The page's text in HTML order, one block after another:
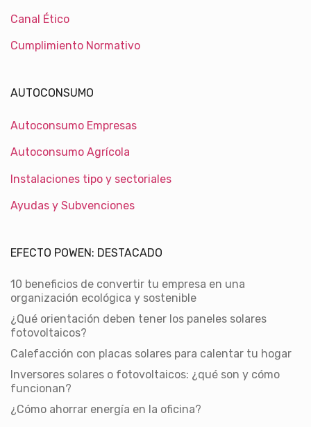
Canal Ético
Cumplimiento Normativo
AUTOCONSUMO
Autoconsumo Empresas
Autoconsumo Agrícola
Instalaciones tipo y sectoriales
Ayudas y Subvenciones
EFECTO POWEN: DESTACADO
10 beneficios de convertir tu empresa en una
organización ecológica y sostenible
¿Qué orientación deben tener los paneles solares
fotovoltaicos?
Calefacción con placas solares para calentar tu hogar
Inversores solares o fotovoltaicos: ¿qué son y cómo
funcionan?
¿Cómo ahorrar energía en la oficina?